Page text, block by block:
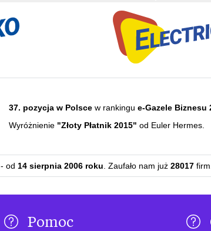
37. pozycja w Polscew rankingu e-Gazele Biznesu
Wyróżnienie "Złoty Płatnik 2015" od Euler Hermes.
- od 14 sierpnia 2006 roku . Zaufało nam już 28017
Pomoc